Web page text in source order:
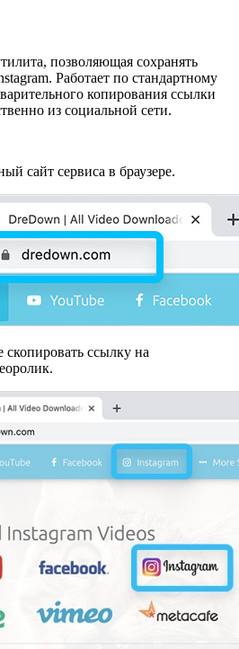
позволяющая сохранять
Работает по стандартному
копирования ссылки
из социальной сети.
сайт сервиса в браузере.
ссылку на